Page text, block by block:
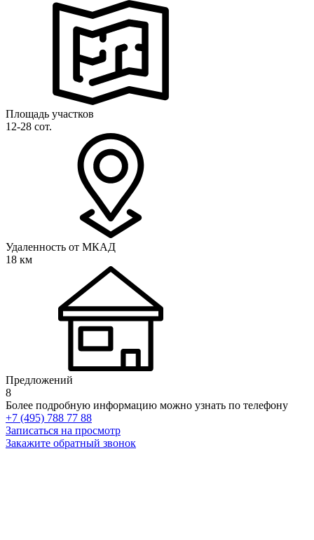
Площадь участков
12-28 сот.
Удаленность от МКАД
18 км
Предложений
8
Более подробную информацию можно узнать по телефону
+7 (495) 788 77 88
Записаться на просмотр
Закажите обратный звонок